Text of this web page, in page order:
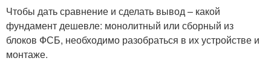
Чтобы дать сравнение и сделать вывод – какой
фундамент дешевле: монолитный или сборный из
блоков ФСБ, необходимо разобраться в их устройстве и
монтаже.